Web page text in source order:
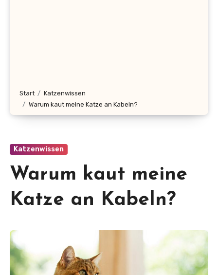
Start
Katzenwissen
Warum kaut meine Katze an Kabeln?
Katzenwissen
Warum kaut meine
Katze an Kabeln?